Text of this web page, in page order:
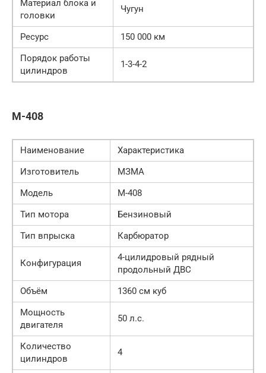
Материал блока и
головки
Чугун
Ресурс
150 000 км
Порядок работы
цилиндров
1-3-4-2
М-408
Наименование
Характеристика
Изготовитель
МЗМА
Модель
М-408
Тип мотора
Бензиновый
Тип впрыска
Карбюратор
Конфигурация
4-цилидровый рядный
продольный ДВС
Объём
1360 см куб
Мощность
двигателя
50 л.с.
Количество
цилиндров
4